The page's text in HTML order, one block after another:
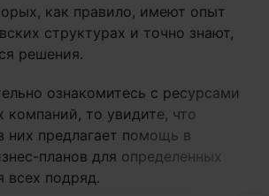
как правило, имеют опыт
структурах и точно знают,
решения.
ознакомитесь с ресурсами
компаний, то увидите, что
них предлагает помощь в
планов для определенных
всех подряд.